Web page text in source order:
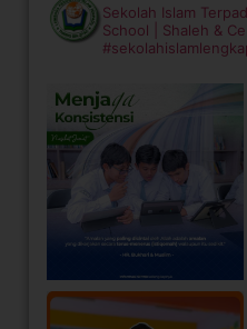
Sekolah Islam
School | Shaleh &